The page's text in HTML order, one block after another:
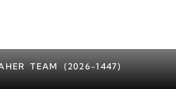
TEAM (2026-1447)